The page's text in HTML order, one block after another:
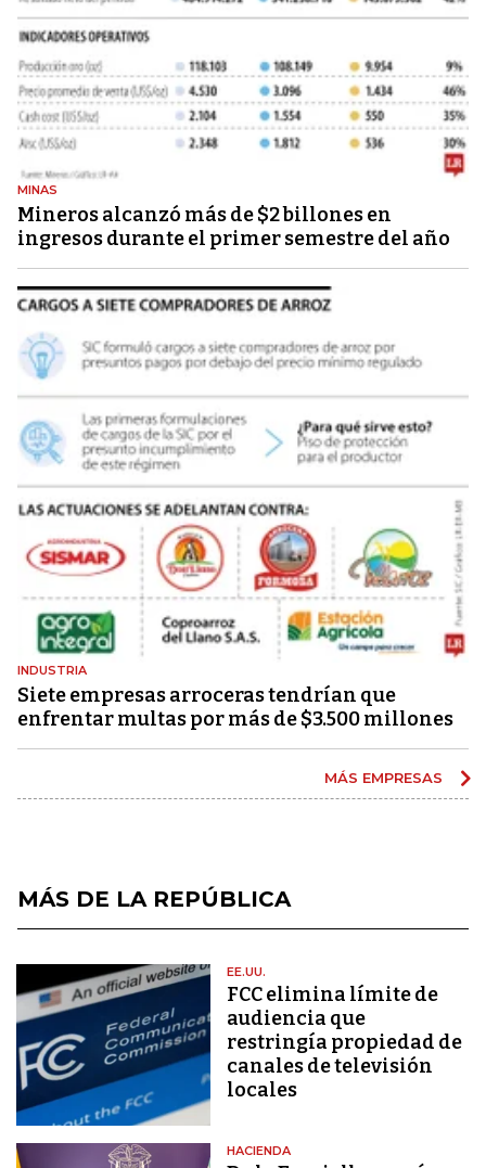
MINAS
Mineros alcanzó más de $2 billones en
ingresos durante el primer semestre del año
INDUSTRIA
Siete empresas arroceras tendrían que
enfrentar multas por más de $3.500 millones
MÁS EMPRESAS
MÁS DE LA REPÚBLICA
EE.UU.
FCC elimina límite de
audiencia que
restringía propiedad de
canales de televisión
locales
HACIENDA